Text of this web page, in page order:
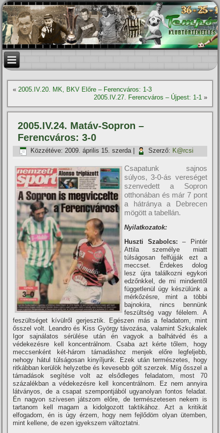
«2005.IV.20. MK, BKV Előre – Ferencváros: 1-3
2005.IV.27. Ferencváros – Újpest: 1-1»
2005.IV.24. Matáv-Sopron –
Ferencváros: 3-0
Közzétéve: 2009. április 15. szerda| Szerző: K@rcsi
Csapatunk sajnos
súlyos, 3-0-ás vereséget
szenvedett a Sopron
otthonában és már 7 pont
a hátránya a Debrecen
mögött a tabellán.
Nyilatkozatok:
Huszti Szabolcs:– Pintér
Attila személye miatt
túlságosan felfújják ezt a
meccset. Érdekes dolog
lesz újra találkozni egykori
edzőnkkel, de mi mindentől
függetlenül úgy készülünk a
mérkőzésre, mint a többi
bajnokira, nincs bennünk
feszültség vagy félelem. A
feszültséget kí­vülről gerjesztik. Egészen más a feladatom, mint
ősszel volt. Leandro és Kiss György távozása, valamint Szkukalek
Igor sajnálatos sérülése után én vagyok a balhátvéd és a
védekezésre kell koncentrálnom. Csaba azt kérte tőlem, hogy
meccsenként két-három támadáshoz menjek előre legfeljebb,
nehogy hátul túlságosan kinyí­ljunk. Ezek után természetes, hogy
ritkábban kerülök helyzetbe és kevesebb gólt szerzek. Mí­g ősszel a
támadások segí­tése volt az elsődleges feladatom, most 70
százalékban a védekezésre kell koncentrálnom. Ez nem annyira
látványos, de a csapat szempontjából ugyanolyan fontos feladat.
Én nagyon szí­vesen játszom előre, de természetesen nekem is
tartanom kell magam a kidolgozott taktikához. Azt a kritikát
elfogadom, én is úgy érzem, hogy nem fejlődöm olyan ütemben,
mint kellene, de ezen igyekszem változtatni.